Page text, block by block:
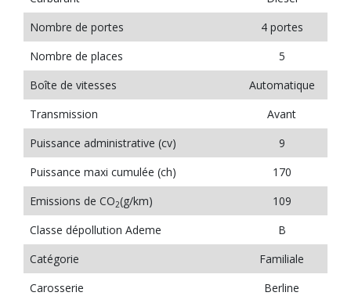
Nombre de portes
4 portes
Nombre de places
5
Boîte de vitesses
Automatique
Transmission
Avant
Puissance administrative (cv)
9
Puissance maxi cumulée (ch)
170
Emissions de CO2(g/km)
109
Classe dépollution Ademe
B
Catégorie
Familiale
Carosserie
Berline